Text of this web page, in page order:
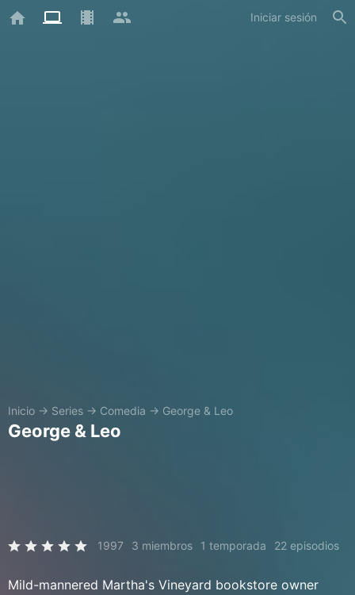
Iniciar sesión
Inicio → Series → Comedia → George & Leo
George & Leo
1997 3 miembros 1 temporada 22 episodios
Mild-mannered Martha's Vineyard bookstore owner